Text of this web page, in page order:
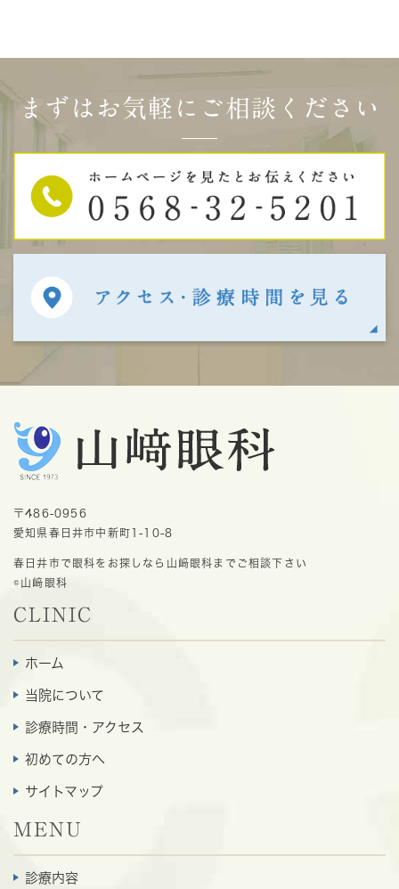
まずはお気軽にご相談ください
〒486-0956
愛知県春日井市中新町1-10-8
春日井市で眼科をお探しなら山﨑眼科までご相談下さい
©山﨑眼科
CLINIC
ホーム
当院について
診療時間・アクセス
初めての方へ
サイトマップ
MENU
診療内容